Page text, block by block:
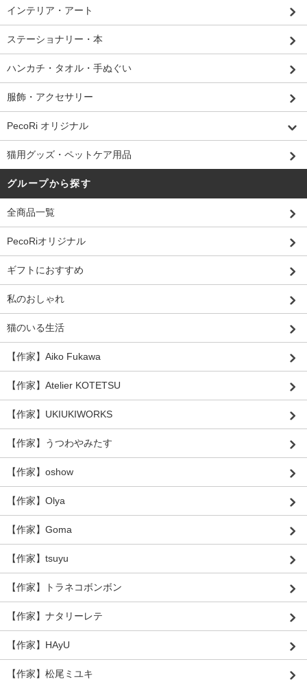
インテリア・アート
ステーショナリー・本
ハンカチ・タオル・手ぬぐい
服飾・アクセサリー
PecoRi オリジナル
猫用グッズ・ペットケア用品
グループから探す
全商品一覧
PecoRiオリジナル
ギフトにおすすめ
私のおしゃれ
猫のいる生活
【作家】Aiko Fukawa
【作家】Atelier KOTETSU
【作家】UKIUKIWORKS
【作家】うつわやみたす
【作家】oshow
【作家】Olya
【作家】Goma
【作家】tsuyu
【作家】トラネコボンボン
【作家】ナタリーレテ
【作家】HAyU
【作家】松尾ミユキ